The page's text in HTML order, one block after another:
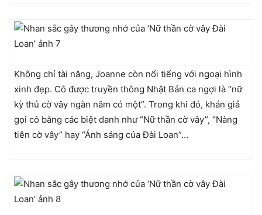
Không chỉ tài năng, Joanne còn nổi tiếng với ngoại hình
xinh đẹp. Cô được truyền thông Nhật Bản ca ngợi là “nữ
kỳ thủ cờ vây ngàn năm có một”. Trong khi đó, khán giả
gọi cô bằng các biệt danh như “Nữ thần cờ vây”, “Nàng
tiên cờ vây” hay “Ánh sáng của Đài Loan”…